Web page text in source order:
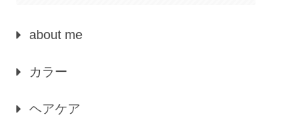
about me
カラー
ヘアケア